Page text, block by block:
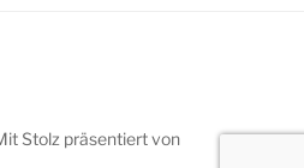
Stolz präsentiert von